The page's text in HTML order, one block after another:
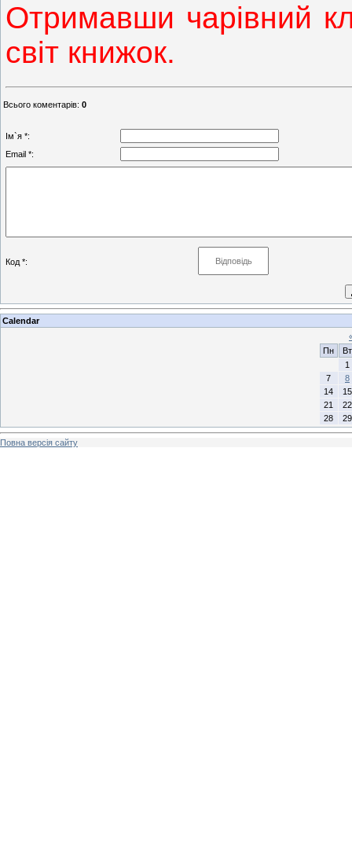
Отримавши чарівний
світ книжок.
Всього коментарів: 0
Ім`я *:
Email *:
Код *:
Calendar
Пн
Вт
1
7
8
14
15
21
22
28
29
Повна версія сайту